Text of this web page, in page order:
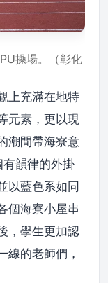
操場。（彰化
上充滿在地特
元素，更以現
潮間帶海寮意
韻律的外掛
以藍色系如同
個海寮小屋串
，學生更加認
線的老師們，